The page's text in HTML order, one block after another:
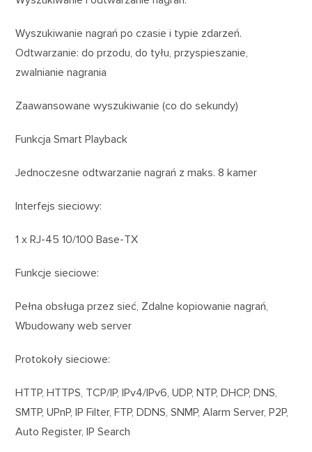
Wyszukiwanie nagrań po czasie i typie zdarzeń.
Odtwarzanie: do przodu, do tyłu, przyspieszanie,
zwalnianie nagrania
Zaawansowane wyszukiwanie (co do sekundy)
Funkcja Smart Playback
Jednoczesne odtwarzanie nagrań z maks. 8 kamer
Interfejs sieciowy:
1 x RJ-45 10/100 Base-TX
Funkcje sieciowe:
Pełna obsługa przez sieć, Zdalne kopiowanie nagrań,
Wbudowany web server
Protokoły sieciowe:
HTTP, HTTPS, TCP/IP, IPv4/IPv6, UDP, NTP, DHCP, DNS,
SMTP, UPnP, IP Filter, FTP, DDNS, SNMP, Alarm Server, P2P,
Auto Register, IP Search